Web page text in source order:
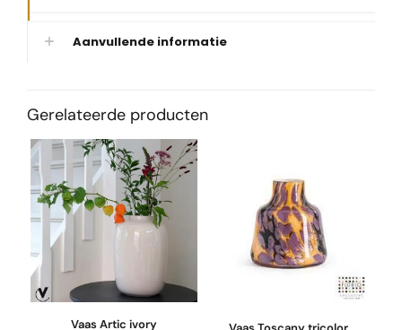
Aanvullende informatie
Gerelateerde producten
Vaas Artic ivory